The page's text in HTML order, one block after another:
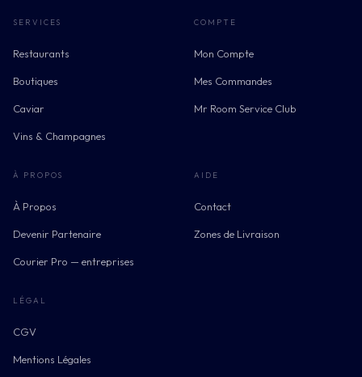
SERVICES
Restaurants
Boutiques
Caviar
Vins & Champagnes
COMPTE
Mon Compte
Mes Commandes
Mr Room Service Club
À PROPOS
À Propos
Devenir Partenaire
Courier Pro — entreprises
AIDE
Contact
Zones de Livraison
LÉGAL
CGV
Mentions Légales